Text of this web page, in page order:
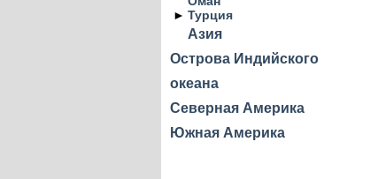
► Турция
Азия
Острова Индийского
океана
Северная Америка
Южная Америка